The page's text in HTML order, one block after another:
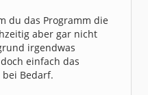
du das Programm die
aber gar nicht
irgendwas
einfach das
Bedarf.